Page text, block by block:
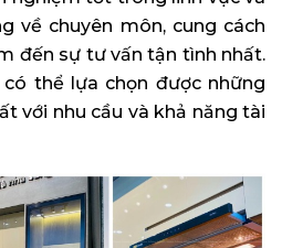
về chuyên môn, cung cách
đến sự tư vấn tận tình nhất.
thể lựa chọn được những
với nhu cầu và khả năng tài